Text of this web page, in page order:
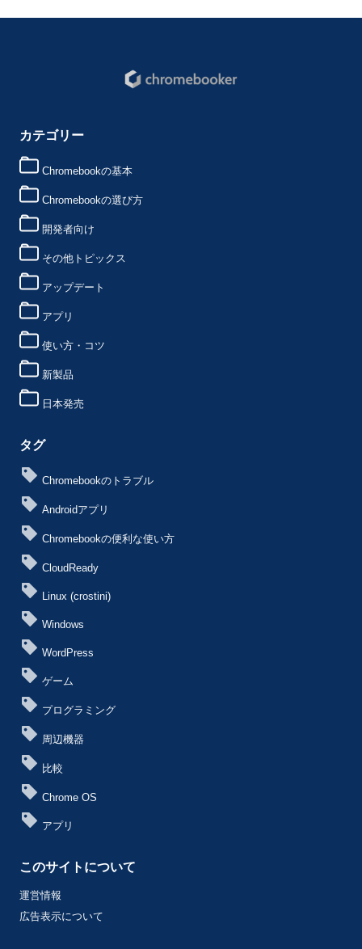
カテゴリー
Chromebookの基本
Chromebookの選び方
開発者向け
その他トピックス
アップデート
アプリ
使い方・コツ
新製品
日本発売
タグ
Chromebookのトラブル
Androidアプリ
Chromebookの便利な使い方
CloudReady
Linux (crostini)
Windows
WordPress
ゲーム
プログラミング
周辺機器
比較
Chrome OS
アプリ
このサイトについて
運営情報
広告表示について